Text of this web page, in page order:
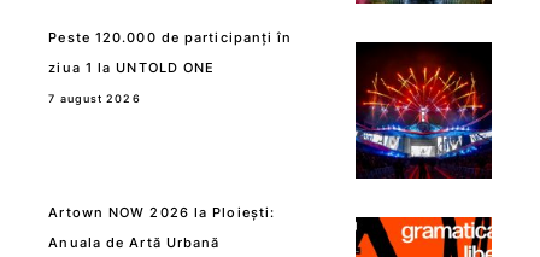
Peste 120.000 de participanți în
ziua 1 la UNTOLD ONE
7 august 2026
Artown NOW 2026 la Ploiești:
Anuala de Artă Urbană